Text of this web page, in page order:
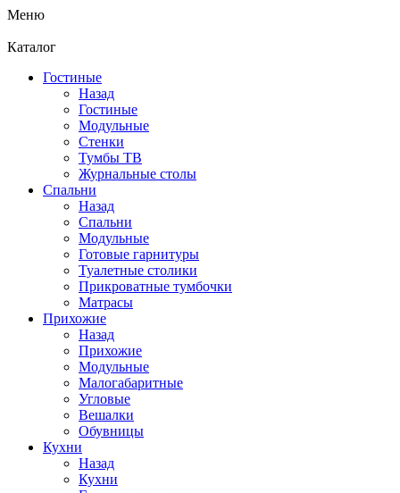
Меню
Каталог
Гостиные
Назад
Гостиные
Модульные
Стенки
Тумбы ТВ
Журнальные столы
Спальни
Назад
Спальни
Модульные
Готовые гарнитуры
Туалетные столики
Прикроватные тумбочки
Матрасы
Прихожие
Назад
Прихожие
Модульные
Малогабаритные
Угловые
Вешалки
Обувницы
Кухни
Назад
Кухни